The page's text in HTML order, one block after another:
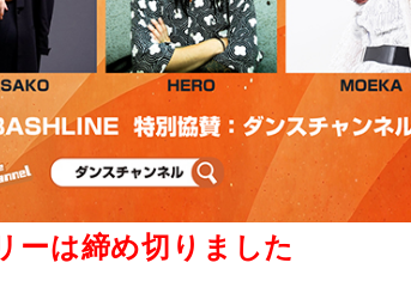
ーは締め切りました